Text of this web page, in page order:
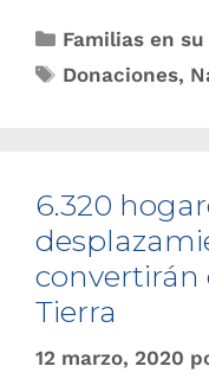
Familias en
Donaciones,
6.320
convertirán
Tierra
12 marzo, 2020